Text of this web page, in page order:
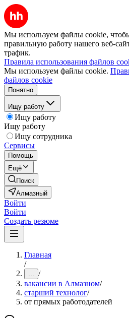
Мы используем файлы cookie,
правильную работу нашего веб-
трафик.
Правила использования файлов
Мы используем файлы cookie.
файлов cookie
Понятно
Ищу работу
Ищу работу
Ищу работу
Ищу сотрудника
Сервисы
Помощь
Ещё
Поиск
Алмазный
Войти
Войти
Создать резюме
Главная
/
... /
вакансии в Алмазном/
старший технолог/
от прямых работодателей